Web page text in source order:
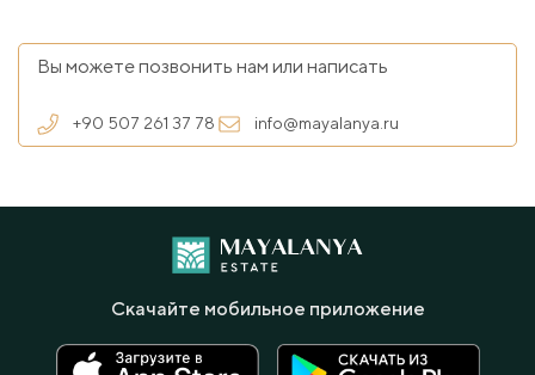
Вы можете позвонить нам или написать
+90 507 261 37 78 info@mayalanya.ru
Скачайте мобильное приложение